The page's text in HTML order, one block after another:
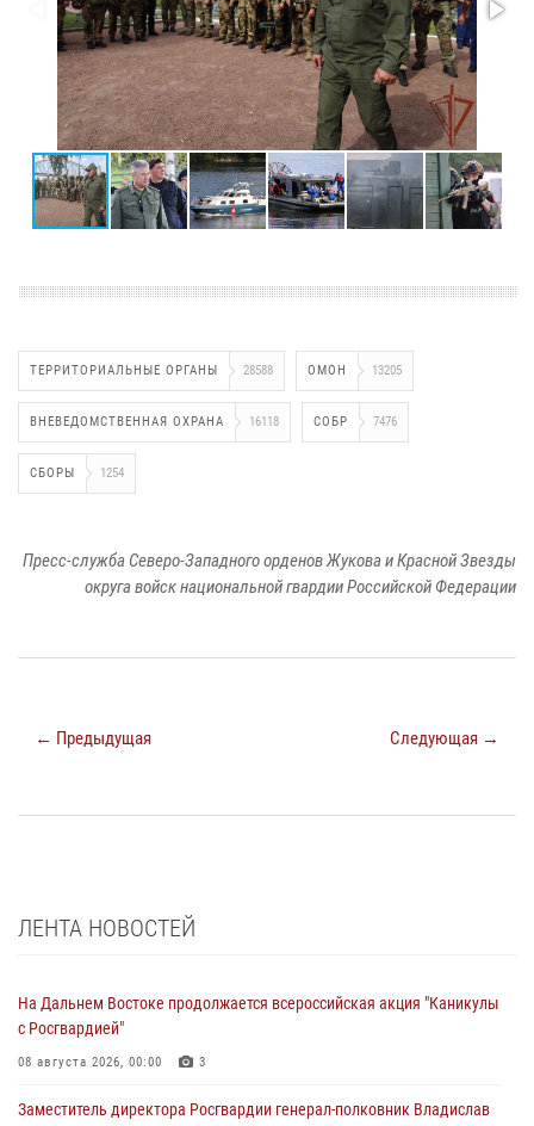
ТЕРРИТОРИАЛЬНЫЕ ОРГАНЫ 28588 ОМОН 13205
ВНЕВЕДОМСТВЕННАЯ ОХРАНА 16118 СОБР 7476
СБОРЫ 1254
Пресс-служба Северо-Западного орденов Жукова и Красной Звезды
округа войск национальной гвардии Российской Федерации
← Предыдущая Следующая →
ЛЕНТА НОВОСТЕЙ
На Дальнем Востоке продолжается всероссийская акция "Каникулы
с Росгвардией"
08 августа 2026, 00:00 3
Заместитель директора Росгвардии генерал-полковник Владислав